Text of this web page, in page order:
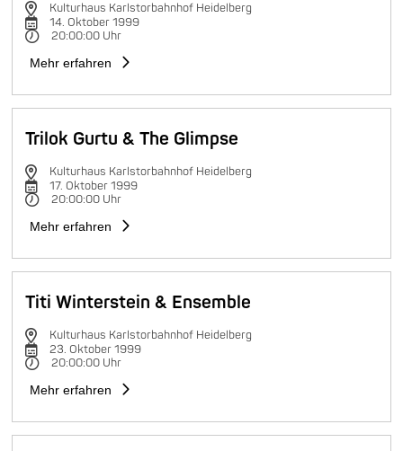
Kulturhaus Karlstorbahnhof Heidelberg
14. Oktober 1999
20:00:00 Uhr
Mehr erfahren
Trilok Gurtu & The Glimpse
Kulturhaus Karlstorbahnhof Heidelberg
17. Oktober 1999
20:00:00 Uhr
Mehr erfahren
Titi Winterstein & Ensemble
Kulturhaus Karlstorbahnhof Heidelberg
23. Oktober 1999
20:00:00 Uhr
Mehr erfahren